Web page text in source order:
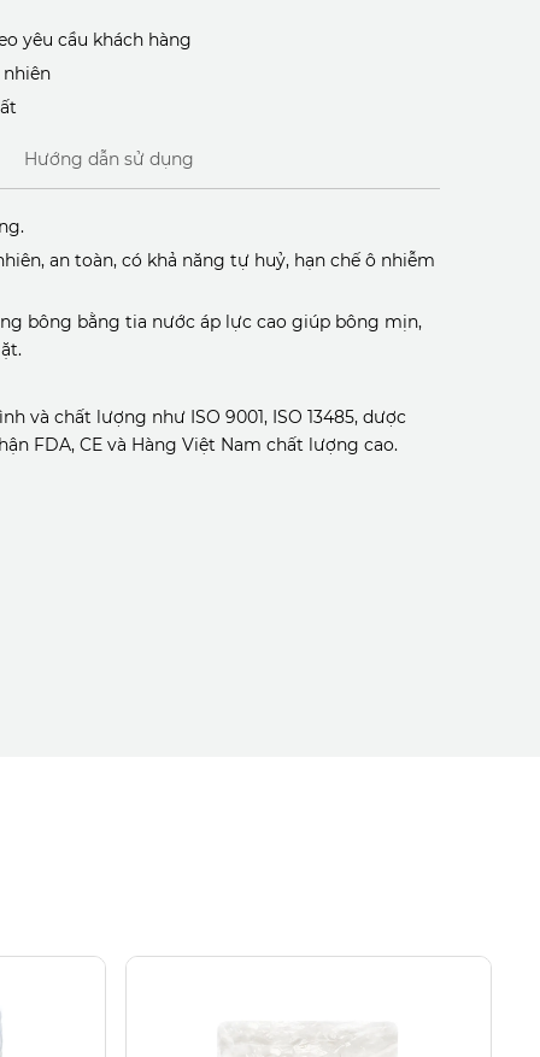
yêu cầu khách hàng
nhiên
Hướng dẫn sử dụng
an toàn, có khả năng tự huỷ, hạn chế ô nhiễm
bông bằng tia nước áp lực cao giúp bông mịn,
và chất lượng như ISO 9001, ISO 13485, dược
FDA, CE và Hàng Việt Nam chất lượng cao.